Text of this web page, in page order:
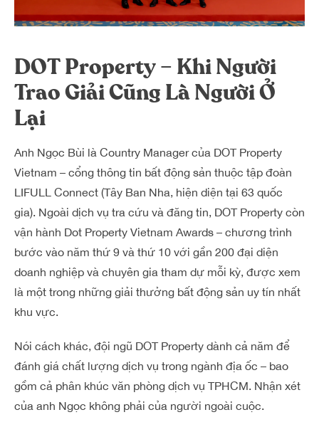
DOT Property – Khi Người
Trao Giải Cũng Là Người Ở
Lại
Anh Ngọc Bùi là Country Manager của DOT Property
Vietnam – cổng thông tin bất động sản thuộc tập đoàn
LIFULL Connect (Tây Ban Nha, hiện diện tại 63 quốc
gia). Ngoài dịch vụ tra cứu và đăng tin, DOT Property còn
vận hành Dot Property Vietnam Awards – chương trình
bước vào năm thứ 9 và thứ 10 với gần 200 đại diện
doanh nghiệp và chuyên gia tham dự mỗi kỳ, được xem
là một trong những giải thưởng bất động sản uy tín nhất
khu vực.
Nói cách khác, đội ngũ DOT Property dành cả năm để
đánh giá chất lượng dịch vụ trong ngành địa ốc – bao
gồm cả phân khúc văn phòng dịch vụ TPHCM. Nhận xét
của anh Ngọc không phải của người ngoài cuộc.